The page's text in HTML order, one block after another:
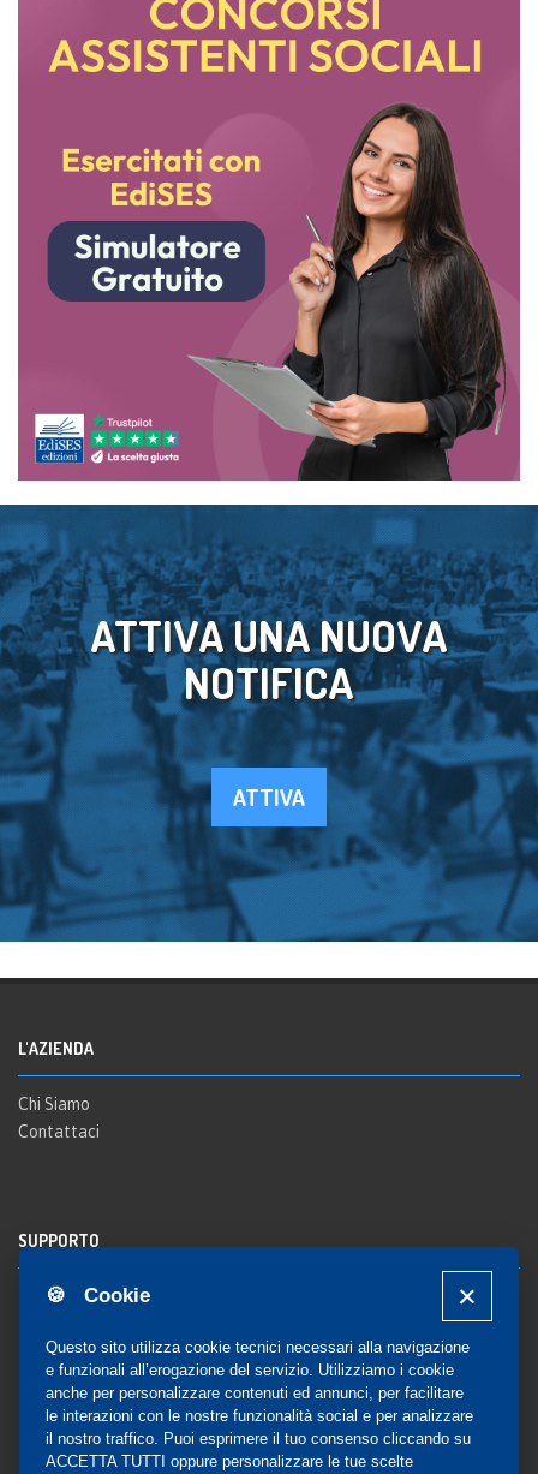
🍪 Cookie
Questo sito utilizza cookie tecnici necessari alla navigazione
e funzionali all’erogazione del servizio. Utilizziamo i cookie
anche per personalizzare contenuti ed annunci, per facilitare
le interazioni con le nostre funzionalità social e per analizzare
il nostro traffico. Puoi esprimere il tuo consenso cliccando su
ACCETTA TUTTI oppure personalizzare le tue scelte
ATTIVA UNA NUOVA
NOTIFICA
ATTIVA
L'AZIENDA
Chi Siamo
Contattaci
SUPPORTO
Registrazione al sito
Notifica
COMMUNITY